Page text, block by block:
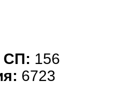
СП: 156
6723